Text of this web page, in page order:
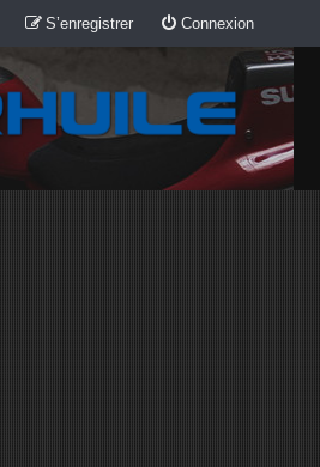
Connexion
S’enregistrer